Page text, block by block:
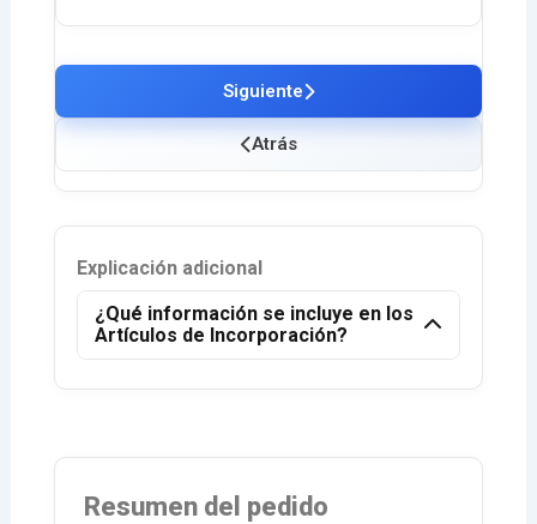
Atrás
Siguiente
Explicación adicional
¿Qué información se incluye en los
Artículos de Incorporación?
Resumen del pedido